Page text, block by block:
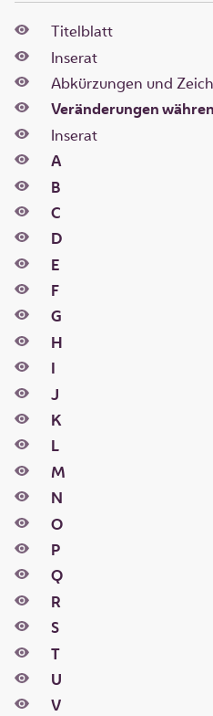
Titelblatt
Inserat
Abkürzungen und
Veränderungen
Inserat
A
B
C
D
E
F
G
H
I
J
K
L
M
N
O
P
Q
R
S
T
U
V